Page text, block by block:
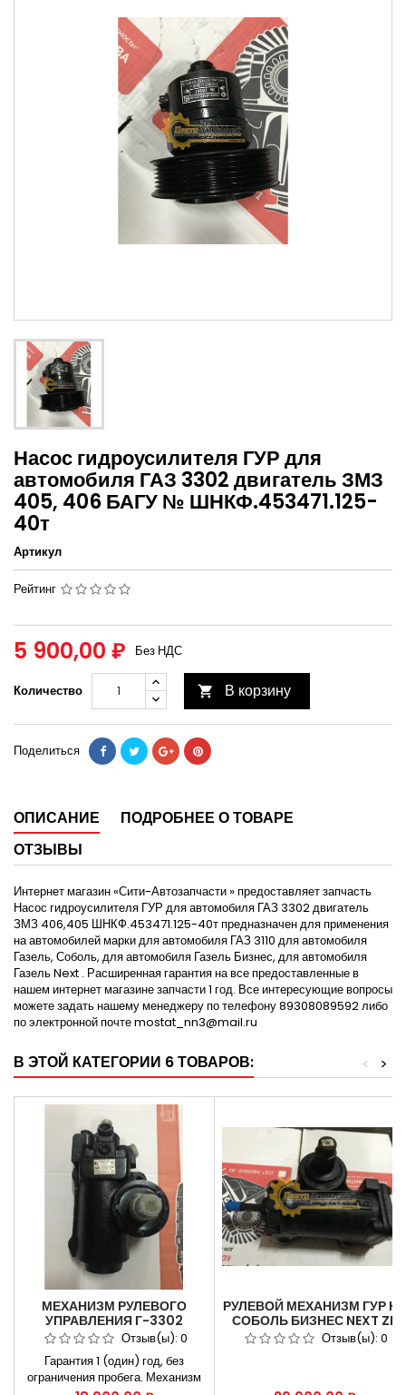
Насос гидроусилителя ГУР для
автомобиля ГАЗ 3302 двигатель ЗМЗ
405, 406 БАГУ № ШНКФ.453471.125-
40т
Артикул
Рейтинг
5 900,00 ₽ Без НДС
Количество  В корзину
Поделиться
ОПИСАНИЕ
ПОДРОБНЕЕ О ТОВАРЕ
ОТЗЫВЫ
Интернет магазин «Сити-Автозапчасти » предоставляет запчасть
Насос гидроусилителя ГУР для автомобиля ГАЗ 3302 двигатель
ЗМЗ 406,405 ШНКФ.453471.125-40т предназначен для применения
на автомобилей марки для автомобиля ГАЗ 3110 для автомобиля
Газель, Соболь, для автомобиля Газель Бизнес, для автомобиля
Газель Next . Расширенная гарантия на все предоставленные в
нашем интернет магазине запчасти 1 год. Все интересующие вопросы
можете задать нашему менеджеру по телефону 89308089592 либо
по электронной почте mostat_nn3@mail.ru
В ЭТОЙ КАТЕГОРИИ 6 ТОВАРОВ: >
<
МЕХАНИЗМ РУЛЕВОГО
УПРАВЛЕНИЯ Г-3302
ШНКФ453461.123
Отзыв(ы): 0
Гарантия 1 (один) год, без
ограничения пробега. Механизм
РУЛЕВОЙ МЕХАНИЗМ ГУР НА
СОБОЛЬ БИЗНЕС NEXT ZF
8090.955.302
Отзыв(ы): 0